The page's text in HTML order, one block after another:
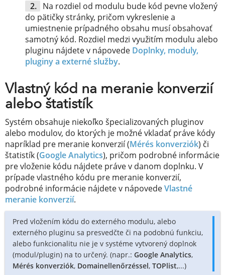
Na rozdiel od modulu bude kód pevne vložený
do pätičky stránky, pričom vykreslenie a
umiestnenie prípadného obsahu musí obsahovať
samotný kód. Rozdiel medzi využitím modulu alebo
pluginu nájdete v nápovede Doplnky, moduly,
pluginy a externé služby.
Vlastný kód na meranie konverzií
alebo štatistík
Systém obsahuje niekoľko špecializovaných pluginov
alebo modulov, do ktorých je možné vkladať práve kódy
napríklad pre meranie konverzií (Mérés konverziók) či
štatistík (Google Analytics), pričom podrobné informácie
pre vloženie kódu nájdete práve v danom doplnku. V
prípade vlastného kódu pre meranie konverzií,
podrobné informácie nájdete v nápovedeVlastné
meranie konverzií.
Pred vložením kódu do externého modulu, alebo
externého pluginu sa presvedčte či na podobnú funkciu,
alebo funkcionalitu nie je v systéme vytvorený doplnok
(modul/plugin) na to určený. (napr.: Google Analytics,
Mérés konverziók, Domainellenőrzéssel, TOPlist,...)